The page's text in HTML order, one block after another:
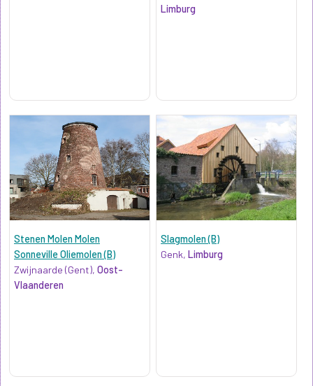
Limburg
Stenen Molen Molen
Sonneville Oliemolen (B)
Zwijnaarde (Gent), Oost-
Vlaanderen
Slagmolen (B)
Genk,Limburg